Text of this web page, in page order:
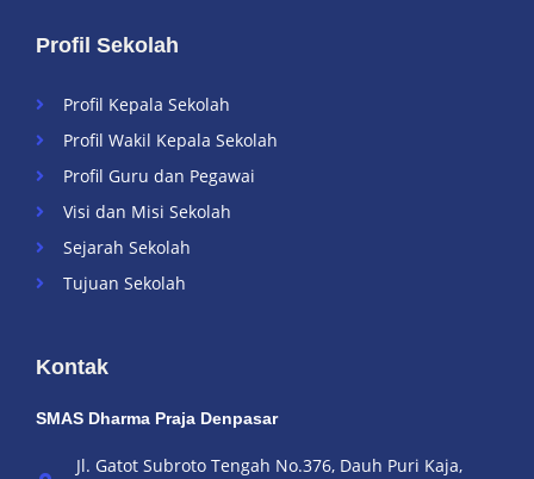
Kontak
SMAS Dharma Praja Denpasar
Jl. Gatot Subroto Tengah No.376, Dauh Puri Kaja,
Profil Sekolah
Profil Kepala Sekolah
Profil Wakil Kepala Sekolah
Profil Guru dan Pegawai
Visi dan Misi Sekolah
Sejarah Sekolah
Tujuan Sekolah